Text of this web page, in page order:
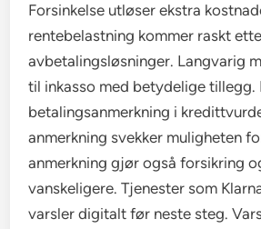
Forsinkelse utløser ekstra
rentebelastning kommer raskt
avbetalingsløsninger. Langvarig
til inkasso med betydelige tillegg.
betalingsanmerkning i
anmerkning svekker muligheten
anmerkning gjør også forsikring
vanskeligere. Tjenester som
varsler digitalt før neste steg.